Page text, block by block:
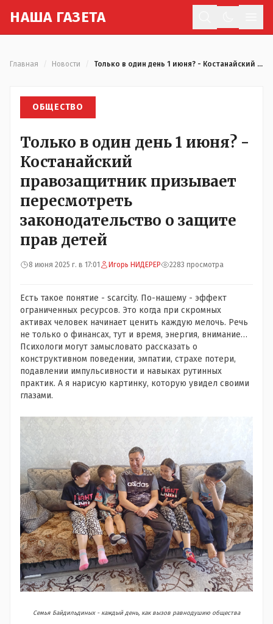
НАША ГАЗЕТА
Главная Новости Только в один день 1 июня? - Костанайский правозащитник призывает пересмотреть законодательство о защите прав детей
ОБЩЕСТВО
Только в один день 1 июня? -
Костанайский
правозащитник призывает
пересмотреть
законодательство о защите
прав детей
8 июня 2025 г. в 17:01 Игорь НИДЕРЕР 2283 просмотра
Есть такое понятие - scarcity. По-нашему - эффект
ограниченных ресурсов. Это когда при скромных
активах человек начинает ценить каждую мелочь. Речь
не только о финансах, тут и время, энергия, внимание…
Психологи могут замысловато рассказать о
конструктивном поведении, эмпатии, страхе потери,
подавлении импульсивности и навыках рутинных
практик. А я нарисую картинку, которую увидел своими
глазами.
Семья Байдильдиных - каждый день, как вызов равнодушию общества